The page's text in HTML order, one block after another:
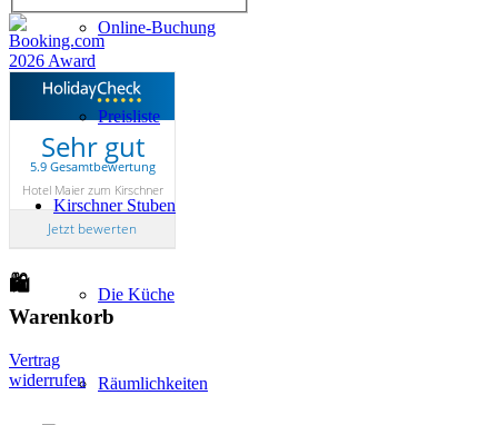
Online-Buchung
Preisliste
Kirschner Stuben
Die Küche
Räumlichkeiten
Sehr gut
5.9 Gesamtbewertung
Hotel Maier zum Kirschner
Jetzt bewerten
🛍
Warenkorb
Vertrag
widerrufen